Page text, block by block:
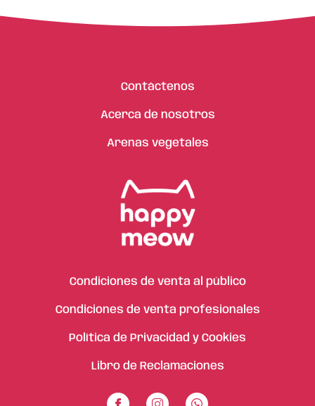
Contáctenos
Acerca de nosotros
Arenas vegetales
Condiciones de venta al público
Condiciones de venta profesionales
Política de Privacidad y Cookies
Libro de Reclamaciones